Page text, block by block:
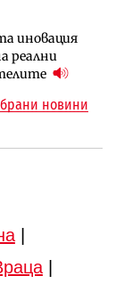
иновация
реални
на
новини
|
|